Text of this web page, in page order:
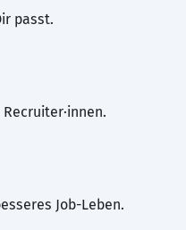
passt.
Job-Leben.